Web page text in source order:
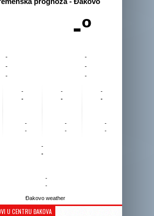
-º
-
-
-
-
-
-
-
-
-
-
-
-
-
-
-
-
-
-
-
-
-
-
Đakovo weather
U CENTRU ĐAKOVA